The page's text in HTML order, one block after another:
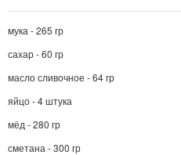
мука - 265 гр
сахар - 60 гр
масло сливочное - 64 гр
яйцо - 4 штука
мёд - 280 гр
сметана - 300 гр